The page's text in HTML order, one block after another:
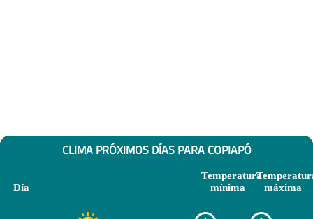
CLIMA PRÓXIMOS DÍAS PARA COPIAPÓ
Día
Temperatura
mínima
máxima